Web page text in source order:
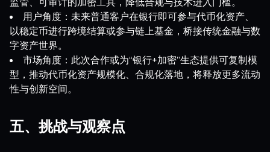
用户角度：未来普通客户在银行即可参与代币化资产、
以稳定币进行跨境结算或参与链上基金，桥接传统金融与数
字资产世界。
市场角度：此次合作或为“银行+加密”生态提供可复制模
型，推动代币化资产规模化、合规化落地，将释放更多流动
性与创新空间。
五、挑战与观察点